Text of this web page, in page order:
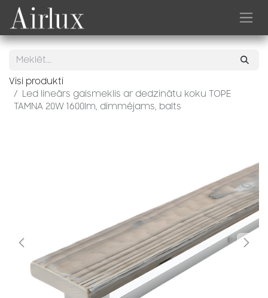
Skip to Content
Visi produkti
Led lineārs gaismeklis ar dedzinātu koku TOPE
TAMNA 20W 1600lm, dimmējams, balts